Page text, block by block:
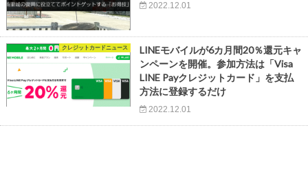
2022.12.01
クレジットカードニュース
LINEモバイルが6カ月間20％還元キャ
ンペーンを開催。参加方法は「Visa
LINE Payクレジットカード」を支払
方法に登録するだけ
2022.12.01